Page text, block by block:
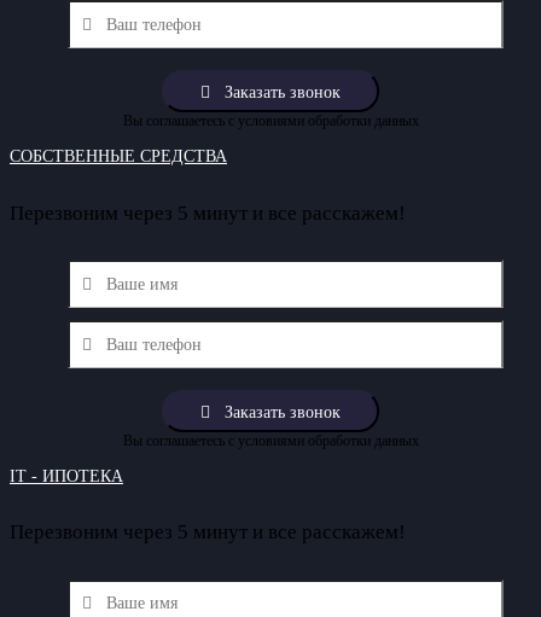
Вы соглашаетесь с условиями обработки данных
СОБСТВЕННЫЕ СРЕДСТВА
Перезвоним через 5 минут и все расскажем!
Вы соглашаетесь с условиями обработки данных
IT - ИПОТЕКА
Перезвоним через 5 минут и все расскажем!